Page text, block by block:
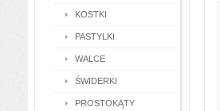
KOSTKI
PASTYLKI
WALCE
ŚWIDERKI
PROSTOKĄTY